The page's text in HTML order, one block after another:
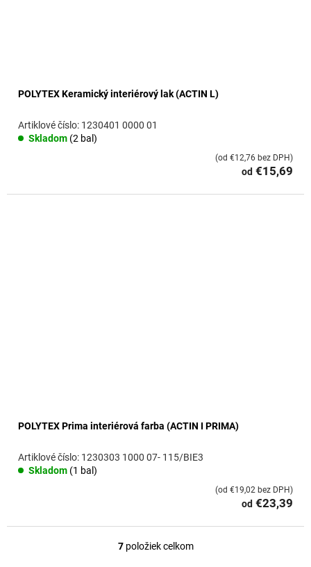
POLYTEX Keramický interiérový lak (ACTIN L)
Skladom (2 bal)
1230401 0000 01
od €15,69
(od €12,76 bez DPH)
POLYTEX Prima interiérová farba (ACTIN I PRIMA)
Skladom (1 bal)
1230303 1000 07- 115/BIE3
od €23,39
(od €19,02 bez DPH)
O
7položiek celkom